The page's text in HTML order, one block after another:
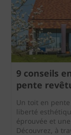
9 conseils
pente
Un toit en
liberté
éprouvée et
Découvrez, à